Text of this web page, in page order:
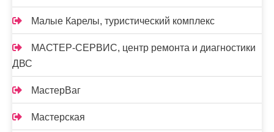
Малые Карелы, туристический комплекс
МАСТЕР-СЕРВИС, центр ремонта и диагностики
ДВС
МастерВаг
Мастерская